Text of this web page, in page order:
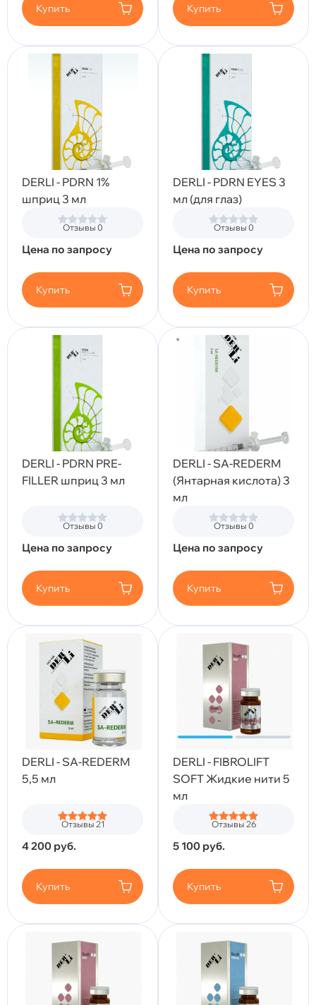
Купить Купить
DERLI - PDRN 1%
шприц 3 мл
Отзывы 0
Цена по запросу
Купить
DERLI - PDRN EYES 3
мл (для глаз)
Отзывы 0
Цена по запросу
Купить
DERLI - PDRN PRE-
FILLER шприц 3 мл
Отзывы 0
Цена по запросу
Купить
DERLI - SA-REDERM
(Янтарная кислота) 3
мл
Отзывы 0
Цена по запросу
Купить
DERLI - SA-REDERM
5,5 мл
Отзывы 21
4 200 руб.
Купить
DERLI - FIBROLIFT
SOFT Жидкие нити 5
мл
Отзывы 26
5 100 руб.
Купить